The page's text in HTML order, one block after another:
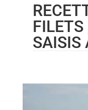
FILETS
SAISIS